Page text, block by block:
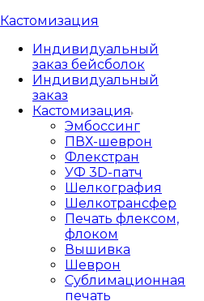
Кастомизация
Индивидуальный
заказ бейсболок
Индивидуальный
заказ
Кастомизация
Эмбоссинг
ПВХ-шеврон
Флекстран
УФ 3D-патч
Шелкография
Шелкотрансфер
Печать флексом,
флоком
Вышивка
Шеврон
Сублимационная
печать